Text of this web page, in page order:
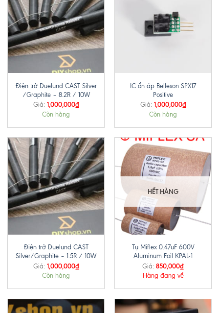
Điện trở Duelund CAST Silver
/Graphite – 8.2R / 10W
Giá: 1,000,000₫
Còn hàng
IC ổn áp Belleson SPX17
Positive
Giá: 1,000,000₫
Còn hàng
Điện trở Duelund CAST
Silver/Graphite – 1.5R / 10W
Giá: 1,000,000₫
Còn hàng
HẾT HÀNG
Tụ Miflex 0.47uF 600V
Aluminum Foil KPAL-1
Giá: 850,000₫
Hàng đang về